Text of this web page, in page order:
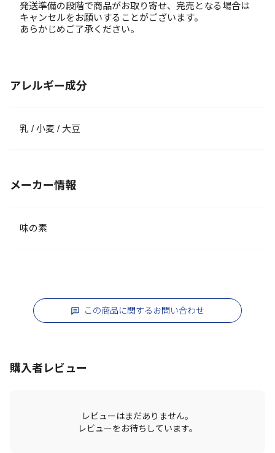
発送準備の段階で商品がお取り寄せ、完売となる場合は
キャンセルをお願いすることがございます。
あらかじめご了承ください。
アレルギー成分
乳 / 小麦 / 大豆
メーカー情報
味の素
この商品に関するお問い合わせ
購入者レビュー
レビューはまだありません。
レビューをお待ちしています。